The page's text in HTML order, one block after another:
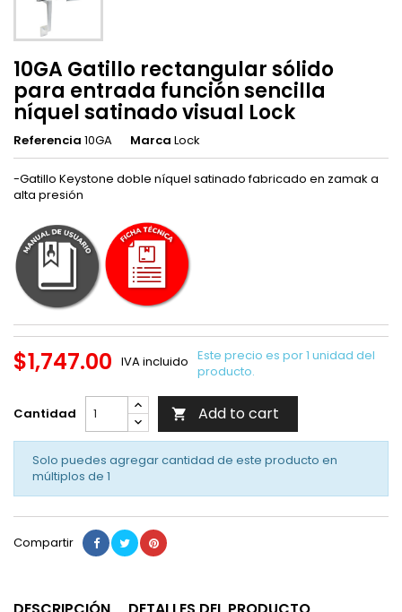
10GA Gatillo rectangular sólido
para entrada función sencilla
níquel satinado visual Lock
Referencia 10GA Marca Lock
-Gatillo Keystone doble níquel satinado fabricado en zamak a
alta presión
$1,747.00 IVA incluido Este precio es por 1 unidad del
producto.
Cantidad  Add to cart
Solo puedes agregar cantidad de este producto en
múltiplos de 1
Compartir